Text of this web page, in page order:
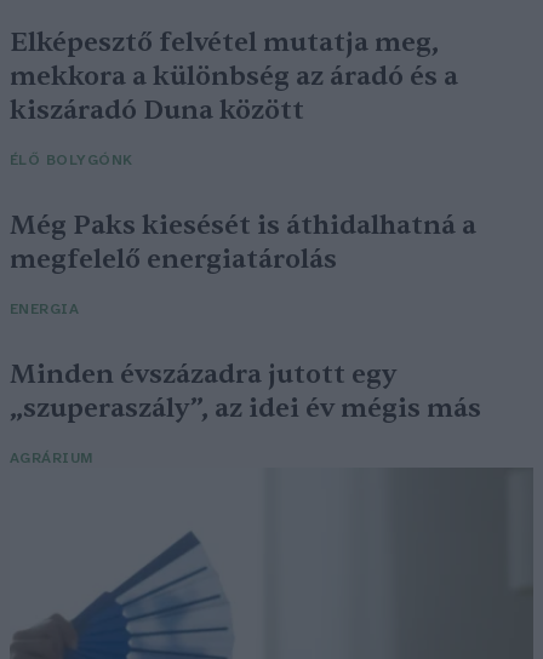
Elképesztő felvétel mutatja meg,
mekkora a különbség az áradó és a
kiszáradó Duna között
ÉLŐ BOLYGÓNK
Még Paks kiesését is áthidalhatná a
megfelelő energiatárolás
ENERGIA
Minden évszázadra jutott egy
„szuperaszály”, az idei év mégis más
AGRÁRIUM